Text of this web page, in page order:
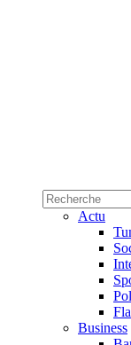
Actu
Business